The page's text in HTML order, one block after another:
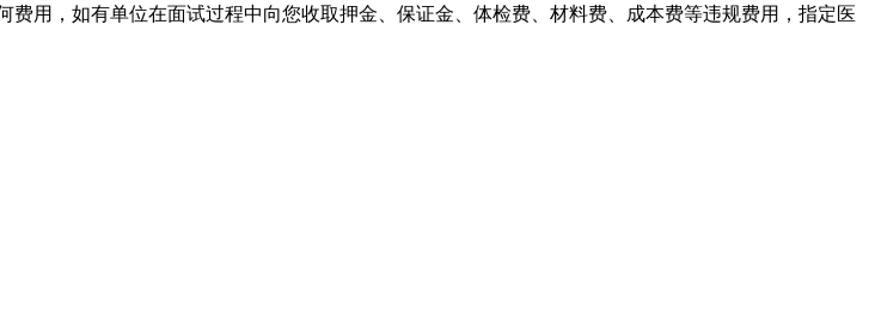
费用，如有单位在面试过程中向您收取押金、保证金、体检费、材料费、成本费等违规费用，指定医